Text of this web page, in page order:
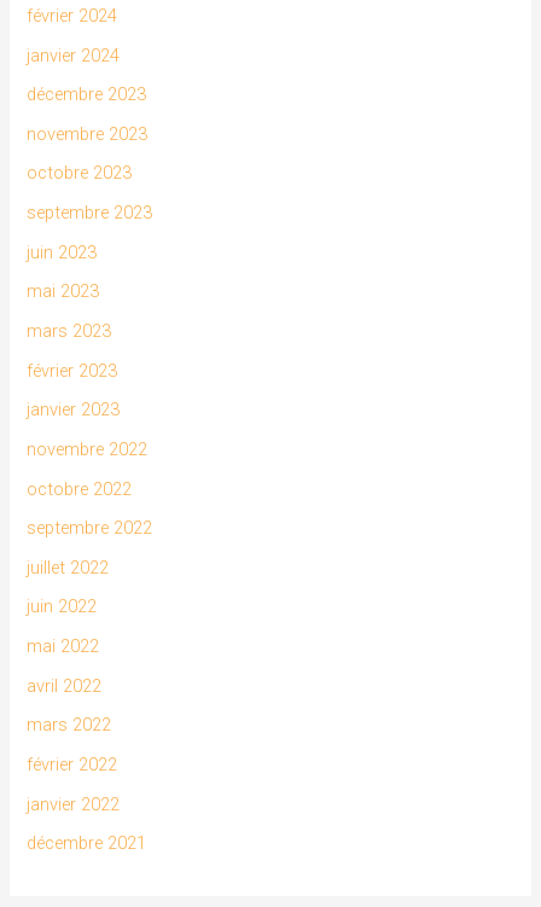
février 2024
janvier 2024
décembre 2023
novembre 2023
octobre 2023
septembre 2023
juin 2023
mai 2023
mars 2023
février 2023
janvier 2023
novembre 2022
octobre 2022
septembre 2022
juillet 2022
juin 2022
mai 2022
avril 2022
mars 2022
février 2022
janvier 2022
décembre 2021